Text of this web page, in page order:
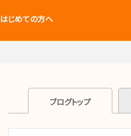
はじめての方へ
ブログトップ